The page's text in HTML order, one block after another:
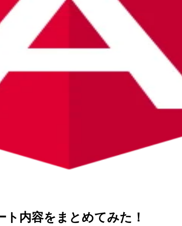
内容をまとめてみた！